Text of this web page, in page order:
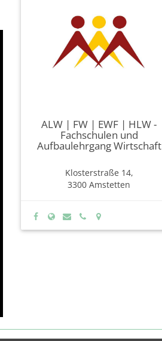
ALW | FW | EWF | HLW -
Fachschulen und
Aufbaulehrgang Wirtschaft
Klosterstraße 14,
3300 Amstetten